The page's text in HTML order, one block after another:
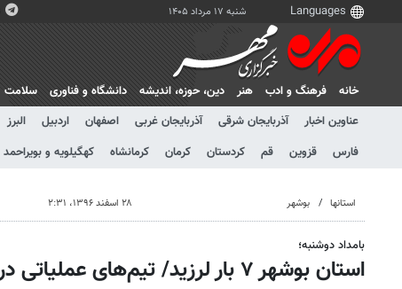
شنبه ۱۷ مرداد ۱۴۰۵
خانه فرهنگ و ادب هنر دين، حوزه، انديشه دانشگاه و فناوری سلامت
عناوین اخبار
آذربایجان شرقی آذربایجان غربی اصفهان اردبیل البرز
فارس
قزوین قم کردستان کرمان کرمانشاه کهگیلویه و بویراحمد
استانها بوشهر ۲۸ اسفند ۱۳۹۶، ۲:۳۱
بامداد دوشنبه؛
استان بوشهر ۷ بار لرزید/ تیم‌های عملیاتی در آماده‌باش